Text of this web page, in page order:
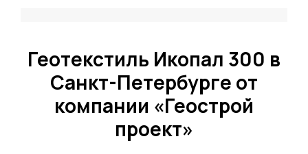
Геотекстиль Икопал 300 в
Санкт-Петербурге от
компании «Геострой
проект»